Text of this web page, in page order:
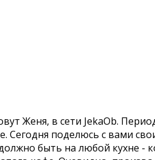
Женя, в сети JekaOb.
Сегодня поделюсь с вами
быть на любой кухне -